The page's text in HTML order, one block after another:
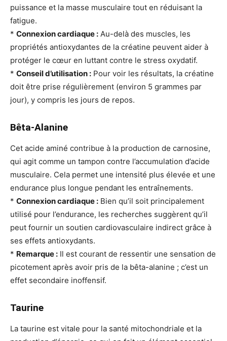
puissance et la masse musculaire tout en réduisant la
fatigue.
* Connexion cardiaque : Au-delà des muscles, les
propriétés antioxydantes de la créatine peuvent aider à
protéger le cœur en luttant contre le stress oxydatif.
* Conseil d’utilisation : Pour voir les résultats, la créatine
doit être prise régulièrement (environ 5 grammes par
jour), y compris les jours de repos.
Bêta-Alanine
Cet acide aminé contribue à la production de carnosine,
qui agit comme un tampon contre l’accumulation d’acide
musculaire. Cela permet une intensité plus élevée et une
endurance plus longue pendant les entraînements.
* Connexion cardiaque : Bien qu’il soit principalement
utilisé pour l’endurance, les recherches suggèrent qu’il
peut fournir un soutien cardiovasculaire indirect grâce à
ses effets antioxydants.
* Remarque : Il est courant de ressentir une sensation de
picotement après avoir pris de la bêta-alanine ; c’est un
effet secondaire inoffensif.
Taurine
La taurine est vitale pour la santé mitochondriale et la